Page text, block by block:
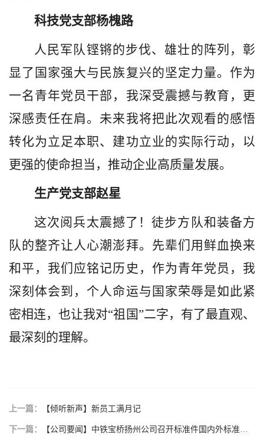
科技党支部杨槐路
人民军队铿锵的步伐、雄壮的阵列，彰
显了国家强大与民族复兴的坚定力量。作为
一名青年党员干部，我深受震撼与教育，更
深感责任在肩。未来我将把此次观看的感悟
转化为立足本职、建功立业的实际行动，以
更强的使命担当，推动企业高质量发展。
生产党支部赵星
这次阅兵太震撼了！徒步方队和装备方
队的整齐让人心潮澎拜。先辈们用鲜血换来
和平，我们应铭记历史，作为青年党员，我
深刻体会到，个人命运与国家荣辱是如此紧
密相连，也让我对“祖国”二字，有了最直观、
最深刻的理解。
上一篇： 【倾听新声】新员工满月记
下一篇： 【公司要闻】中铁宝桥扬州公司召开标准件国内外标准专项培训